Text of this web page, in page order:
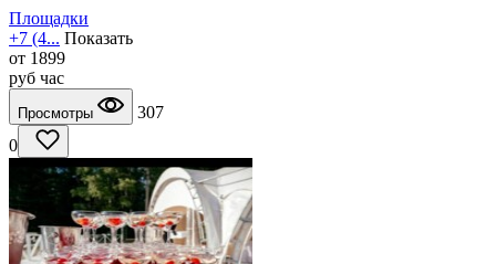
Площадки
+7 (4... Показать
от 1899
руб час
Просмотры
307
0